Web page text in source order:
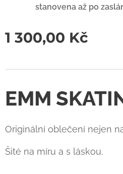
stanovena až po
1 300,00 Kč
EMM
Originální oblečení nejen
Šité na míru a s láskou.